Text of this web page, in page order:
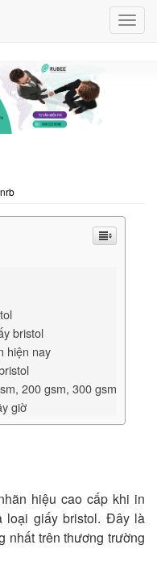
bristol
hiện nay
200 gsm, 300 gsm
giờ
hiệu cao cấp khi in
loại giấy bristol. Đây là
nhất trên thương trường